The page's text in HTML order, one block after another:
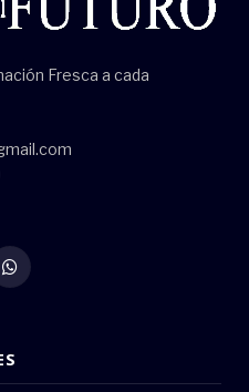
Fresca a cada
WhatsApp